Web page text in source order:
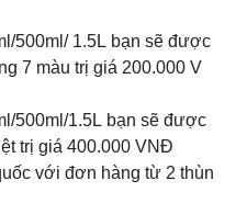
500ml/ 1.5L bạn sẽ được
7 màu trị giá 200.000 V
500ml/1.5L bạn sẽ được
trị giá 400.000 VNĐ
với đơn hàng từ 2 thùn